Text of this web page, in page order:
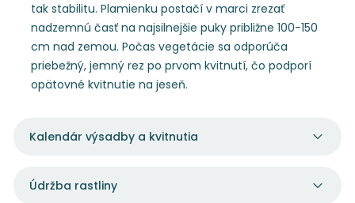
tak stabilitu. Plamienku postačí v marci zrezať
nadzemnú časť na najsilnejšie puky približne 100-150
cm nad zemou. Počas vegetácie sa odporúča
priebežný, jemný rez po prvom kvitnutí, čo podporí
opätovné kvitnutie na jeseň.
Kalendár výsadby a kvitnutia
Údržba rastliny